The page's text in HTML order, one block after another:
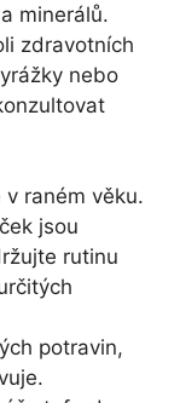
minerálů.
zdravotních
nebo
raném věku.
jsou
rutinu
potravin,